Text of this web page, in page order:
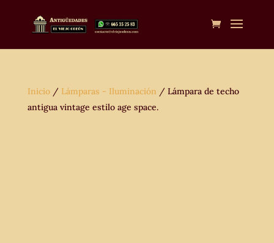
Inicio/ Lámparas - Iluminación / Lámpara de techo
antigua vintage estilo age space.